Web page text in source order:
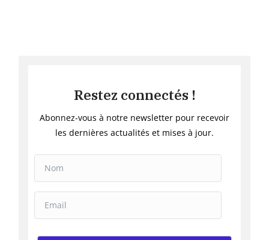
Restez connectés !
Abonnez-vous à notre newsletter pour recevoir
les dernières actualités et mises à jour.